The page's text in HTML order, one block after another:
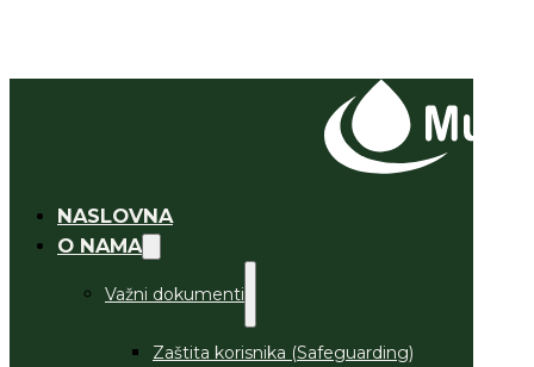
NASLOVNA
O NAMA
Važni dokumenti
Zaštita korisnika (Safeguarding)